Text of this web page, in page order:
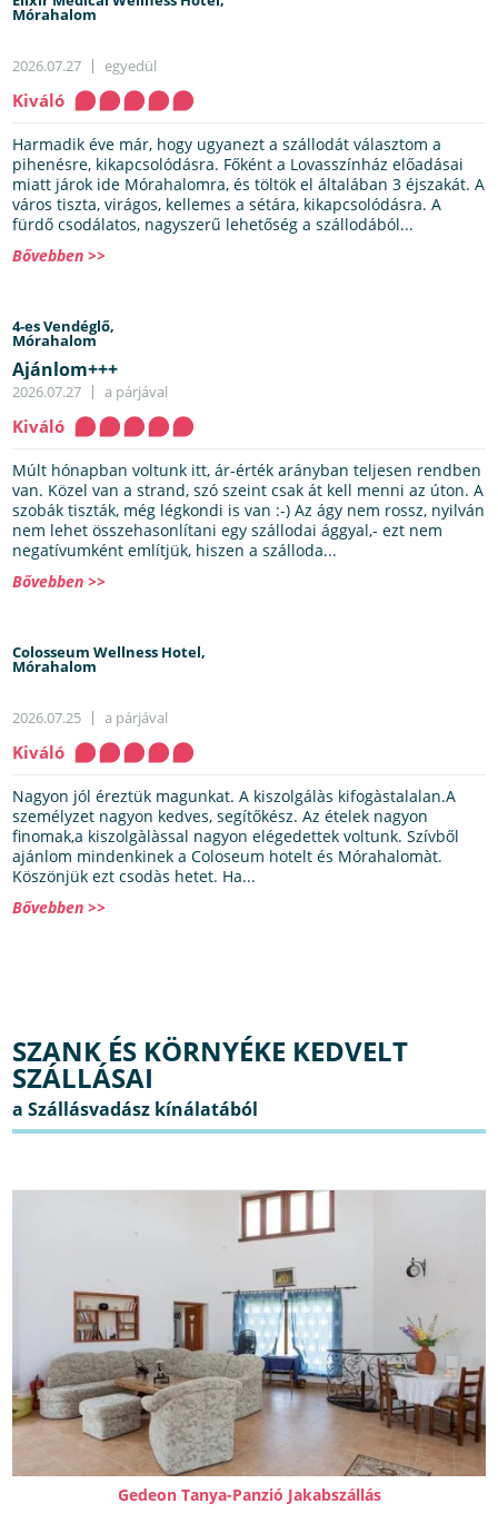
Mórahalom
2026.07.27 egyedül
Kiváló
Harmadik éve már, hogy ugyanezt a szállodát választom a
pihenésre, kikapcsolódásra. Főként a Lovasszínház előadásai
miatt járok ide Mórahalomra, és töltök el általában 3 éjszakát. A
város tiszta, virágos, kellemes a sétára, kikapcsolódásra. A
fürdő csodálatos, nagyszerű lehetőség a szállodából...
Bővebben >>
4-es Vendéglő,
Mórahalom
Ajánlom+++
2026.07.27 a párjával
Kiváló
Múlt hónapban voltunk itt, ár-érték arányban teljesen rendben
van. Közel van a strand, szó szeint csak át kell menni az úton. A
szobák tiszták, még légkondi is van :-) Az ágy nem rossz, nyilván
nem lehet összehasonlítani egy szállodai ággyal,- ezt nem
negatívumként említjük, hiszen a szálloda...
Bővebben >>
Colosseum Wellness Hotel,
Mórahalom
2026.07.25 a párjával
Kiváló
Nagyon jól éreztük magunkat. A kiszolgálàs kifogàstalalan.A
személyzet nagyon kedves, segítőkész. Az ételek nagyon
finomak,a kiszolgàlàssal nagyon elégedettek voltunk. Szívből
ajánlom mindenkinek a Coloseum hotelt és Mórahalomàt.
Köszönjük ezt csodàs hetet. Ha...
Bővebben >>
SZANK ÉS KÖRNYÉKE KEDVELT
SZÁLLÁSAI
Gedeon Tanya-Panzió Jakabszállás